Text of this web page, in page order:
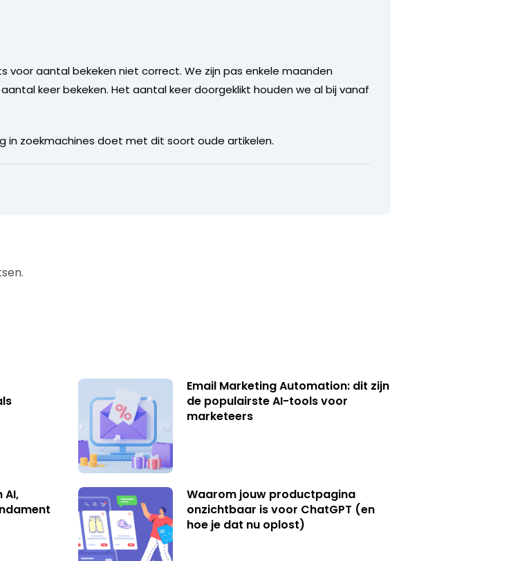
voor aantal bekeken niet correct. We zijn pas enkele maanden
keer bekeken. Het aantal keer doorgeklikt houden we al bij vanaf
in zoekmachines doet met dit soort oude artikelen.
Email Marketing Automation: dit zijn
de populairste AI-tools voor
marketeers
AI,
Waarom jouw productpagina
onzichtbaar is voor ChatGPT (en
hoe je dat nu oplost)